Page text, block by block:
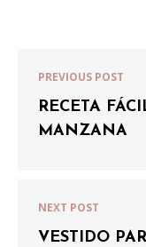
PREVIOUS POST
RECETA
MANZANA
NEXT POST
VESTIDO